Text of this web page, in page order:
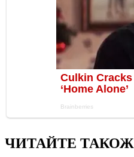
ЧИТАЙТЕ ТАКОЖ